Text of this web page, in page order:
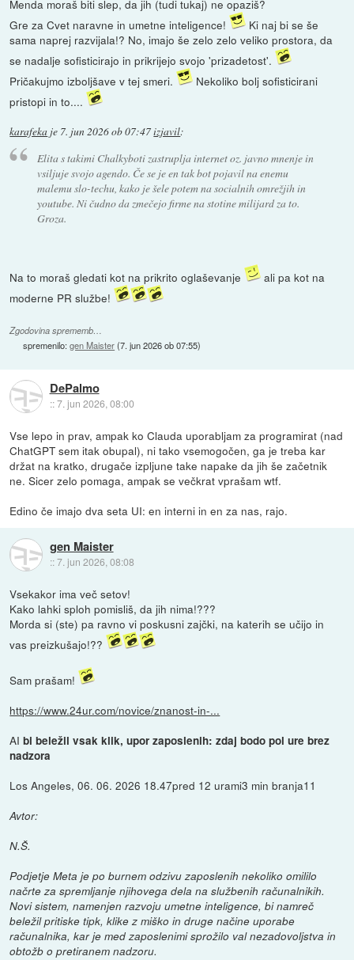
Menda moraš biti slep, da jih (tudi tukaj) ne opaziš?
Gre za Cvet naravne in umetne inteligence!
Ki naj bi se še
sama naprej razvijala!? No, imajo še zelo zelo veliko prostora, da
se nadalje sofisticirajo in prikrijejo svojo 'prizadetost'.
Pričakujmo izboljšave v tej smeri.
Nekoliko bolj sofisticirani
pristopi in to....
karafeka je 7. jun 2026 ob 07:47izjavil:
Elita s takimi Chalkyboti zastruplja internet oz. javno mnenje in
vsiljuje svojo agendo. Če se je en tak bot pojavil na enemu
malemu slo-techu, kako je šele potem na socialnih omrežjih in
youtube. Ni čudno da zmečejo firme na stotine milijard za to.
Groza.
Na to moraš gledati kot na prikrito oglaševanje
ali pa kot na
moderne PR službe!
Zgodovina sprememb…
spremenilo:gen Maister(7. jun 2026 ob 07:55)
DePalmo
::7. jun 2026, 08:00
Vse lepo in prav, ampak ko Clauda uporabljam za programirat (nad
ChatGPT sem itak obupal), ni tako vsemogočen, ga je treba kar
držat na kratko, drugače izpljune take napake da jih še začetnik
ne. Sicer zelo pomaga, ampak se večkrat vprašam wtf.
Edino če imajo dva seta UI: en interni in en za nas, rajo.
gen Maister
::7. jun 2026, 08:08
Vsekakor ima več setov!
Kako lahki sploh pomisliš, da jih nima!???
Morda si (ste) pa ravno vi poskusni zajčki, na katerih se učijo in
vas preizkušajo!??
Sam prašam!
https://www.24ur.com/novice/znanost-in-...
AI bi beležil vsak klik, upor zaposlenih: zdaj bodo pol ure brez
nadzora
Los Angeles, 06. 06. 2026 18.47pred 12 urami3 min branja11
Avtor:
N.Š.
Podjetje Meta je po burnem odzivu zaposlenih nekoliko omililo
načrte za spremljanje njihovega dela na službenih računalnikih.
Novi sistem, namenjen razvoju umetne inteligence, bi namreč
beležil pritiske tipk, klike z miško in druge načine uporabe
računalnika, kar je med zaposlenimi sprožilo val nezadovoljstva in
obtožb o pretiranem nadzoru.